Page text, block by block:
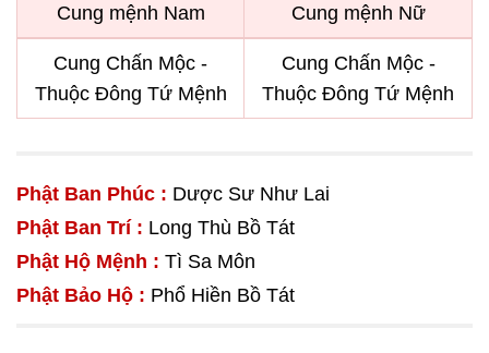
Cung mệnh Nam Cung mệnh Nữ
Cung Chấn Mộc -
Thuộc Đông Tứ Mệnh
Cung Chấn Mộc -
Thuộc Đông Tứ Mệnh
Phật Ban Phúc : Dược Sư Như Lai
Phật Ban Trí : Long Thù Bồ Tát
Phật Hộ Mệnh : Tì Sa Môn
Phật Bảo Hộ : Phổ Hiền Bồ Tát